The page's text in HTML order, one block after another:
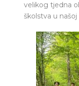
velikog tjedna
školstva u našoj